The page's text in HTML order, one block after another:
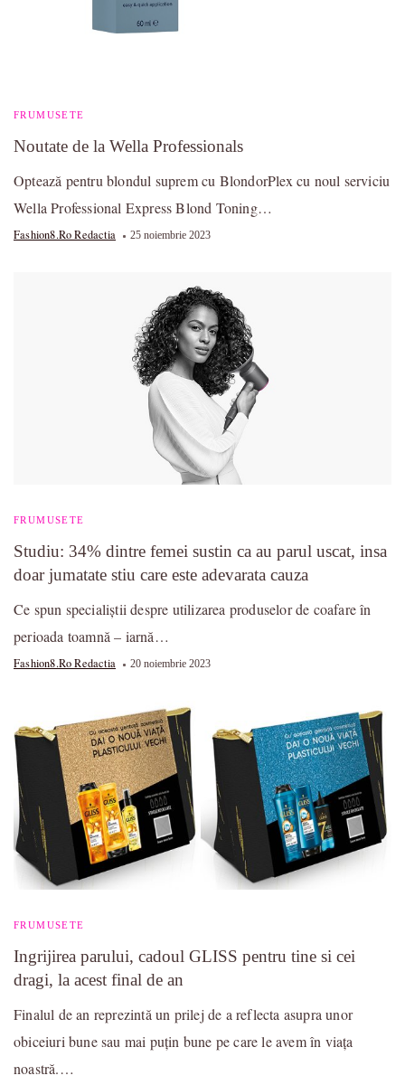
FRUMUSETE
Noutate de la Wella Professionals
Optează pentru blondul suprem cu BlondorPlex cu noul serviciu
Wella Professional Express Blond Toning…
Fashion8.ro Redactia 25 noiembrie 2023
FRUMUSETE
Studiu: 34% dintre femei sustin ca au parul uscat, insa
doar jumatate stiu care este adevarata cauza
Ce spun specialiștii despre utilizarea produselor de coafare în
perioada toamnă – iarnă…
Fashion8.ro Redactia 20 noiembrie 2023
FRUMUSETE
Ingrijirea parului, cadoul GLISS pentru tine si cei
dragi, la acest final de an
Finalul de an reprezintă un prilej de a reflecta asupra unor
obiceiuri bune sau mai puțin bune pe care le avem în viața
noastră.…